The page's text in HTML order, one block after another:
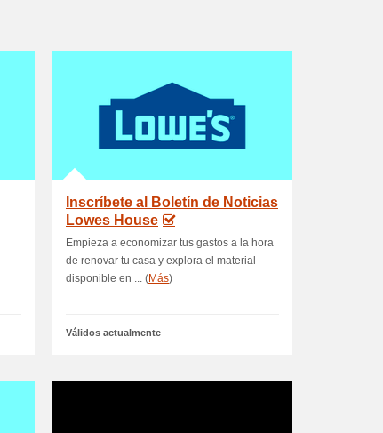
Inscríbete al Boletín de Noticias
Lowes House
Empieza a economizar tus gastos a la hora
de renovar tu casa y explora el material
disponible en ... (Más)
Válidos actualmente